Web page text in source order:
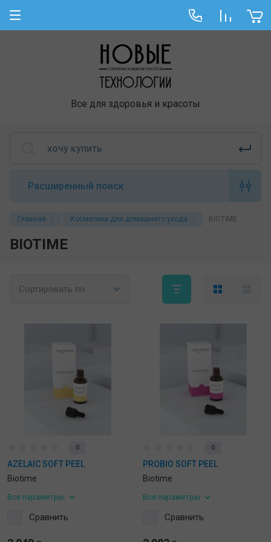
Все для здоровья и красоты
Расширенный поиск
Главная Косметика для домашнего ухода BIOTIME
BIOTIME
Сортировать по
0
AZELAIC SOFT PEEL
Biotime
Все параметры
Сравнить
0
PROBIO SOFT PEEL
Biotime
Все параметры
Сравнить